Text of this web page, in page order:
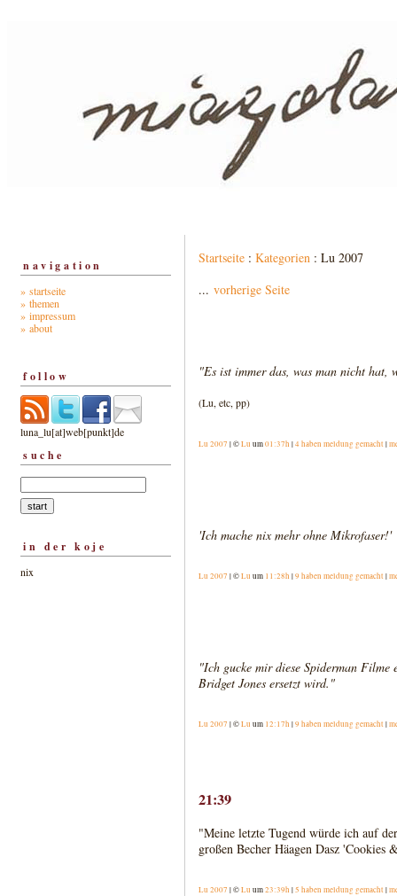
navigation
» startseite
» themen
» impressum
» about
follow
luna_lu[at]web[punkt]de
suche
in der koje
nix
Startseite : Kategorien : Lu 2007
... vorherige Seite
"Es ist immer das, was man nicht hat,
(Lu, etc, pp)
Lu 2007 | ©Lu um01:37h |4 haben meldung gemacht|
'Ich mache nix mehr ohne Mikrofaser!'
Lu 2007 | ©Lu um 11:28h |9 haben meldung gemacht|
"Ich gucke mir diese Spiderman
Bridget Jones ersetzt wird."
Lu 2007 | ©Lu um 12:17h |9 haben meldung gemacht|
21:39
"Meine letzte Tugend würde ich auf
großen Becher Häagen Dasz
Lu 2007 | ©Lu um23:39h |5 haben meldung gemacht|